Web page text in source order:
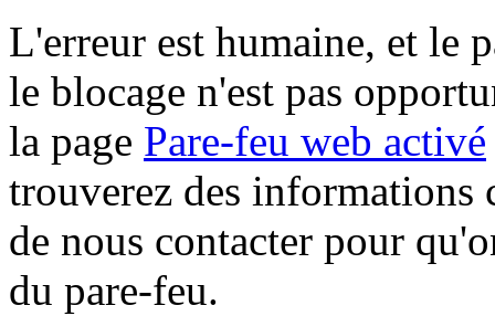
L'erreur est humaine, et le
le blocage n'est pas
la page Pare-feu web activé
trouverez des informations
de nous contacter pour
du pare-feu.